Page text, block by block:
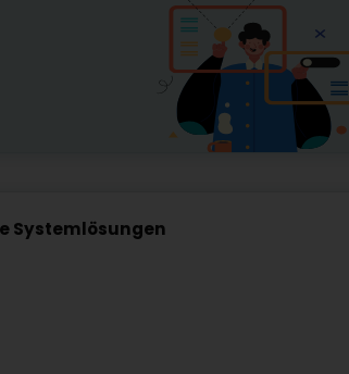
Systemlösungen